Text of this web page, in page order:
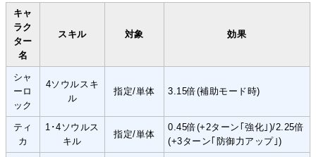
キャ
ラク
ター
名
スキル 対象 効果
シャ
ーロ
ック
4ソウルスキ
ル
指定/単体 3.15倍(補助モード時)
ティ
カ
1･4ソウルス
キル
指定/単体
0.45倍(+2ターン｢強化｣)/2.25倍
(+3ターン｢防御力アップ｣)